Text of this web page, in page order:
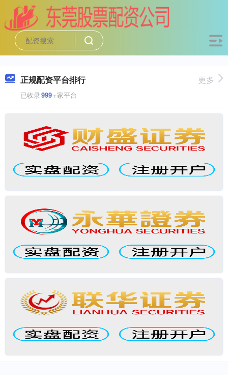
正规配资平台排行
已收录999+家平台
更多